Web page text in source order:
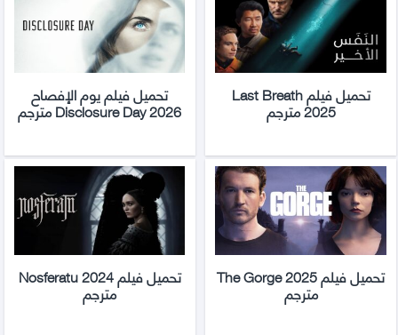
تحميل فيلم Last Breath
2025 مترجم
تحميل فيلم يوم الإفصاح
Disclosure Day 2026 مترجم
تحميل فيلم The Gorge 2025
مترجم
تحميل فيلم Nosferatu 2024
مترجم